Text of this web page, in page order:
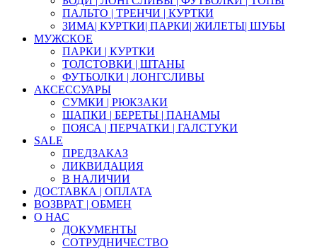
ПАЛЬТО | ТРЕНЧИ | КУРТКИ
ЗИМА| КУРТКИ| ПАРКИ| ЖИЛЕТЫ| ШУБЫ
МУЖСКОЕ
ПАРКИ | КУРТКИ
ТОЛСТОВКИ | ШТАНЫ
ФУТБОЛКИ | ЛОНГСЛИВЫ
АКСЕССУАРЫ
СУМКИ | РЮКЗАКИ
ШАПКИ | БЕРЕТЫ | ПАНАМЫ
ПОЯСА | ПЕРЧАТКИ | ГАЛСТУКИ
SALE
ПРЕДЗАКАЗ
ЛИКВИДАЦИЯ
В НАЛИЧИИ
ДОСТАВКА | ОПЛАТА
ВОЗВРАТ | ОБМЕН
О НАС
ДОКУМЕНТЫ
СОТРУДНИЧЕСТВО